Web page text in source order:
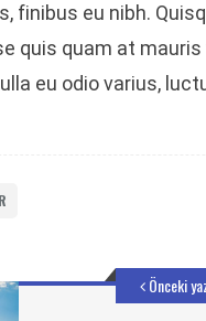
finibus eu nibh.
quis quam at
eu odio varius,
Önceki